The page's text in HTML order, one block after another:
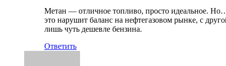
Метан — отличное топливо, просто идеальное.
это нарушит баланс на нефтегазовом рынке, с
лишь чуть дешевле бензина.
Ответить